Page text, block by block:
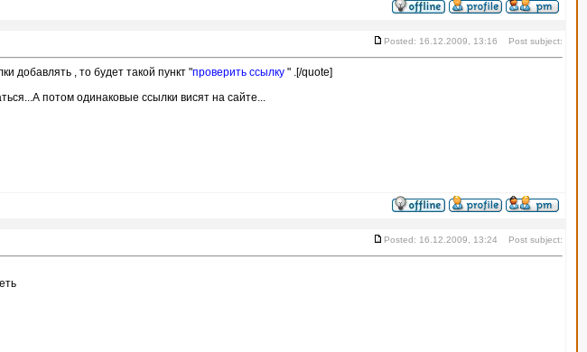
Posted: 16.12.2009, 13:16 Post subject:
добавлять , то будет такой пункт "проверить ссылку " .[/quote]
потом одинаковые ссылки висят на сайте...
Posted: 16.12.2009, 13:24 Post subject: